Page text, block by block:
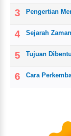
Pengertian
Sejarah
Tujuan
Cara